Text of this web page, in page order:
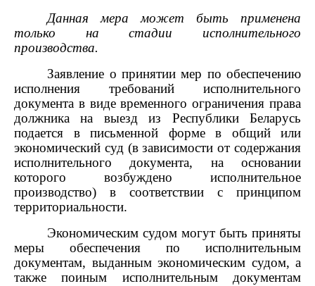
Данная мера может быть применена
только на стадии исполнительного
производства.
Заявление о принятии мер по обеспечению
исполнения требований исполнительного
документа в виде временного ограничения права
должника на выезд из Республики Беларусь
подается в письменной форме в общий или
экономический суд (в зависимости от содержания
исполнительного документа, на основании
которого возбуждено исполнительное
производство) в соответствии с принципом
территориальности.
Экономическим судом могут быть приняты
меры обеспечения по исполнительным
документам, выданным экономическим судом, а
также поиным исполнительным документам